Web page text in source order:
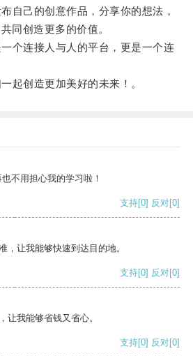
己的创意作品，分享你的想法，
同创造更多的价值。
连接人与人的平台，更是一个连
创造更加美好的未来！。
不用担心我的学习啦！
支持[0] 反对[0]
，让我能够快速到达目的地。
支持[0] 反对[0]
让我能够省钱又省心。
支持[0] 反对[0]